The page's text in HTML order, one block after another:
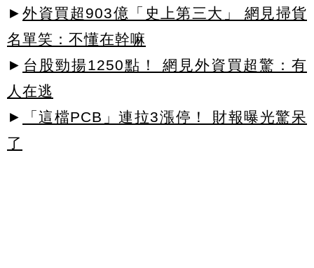
► 外資買超903億「史上第三大」 網見掃貨
名單笑：不懂在幹嘛
► 台股勁揚1250點！ 網見外資買超驚：有
人在逃
►
「這檔PCB」連拉3漲停！ 財報曝光驚呆
了